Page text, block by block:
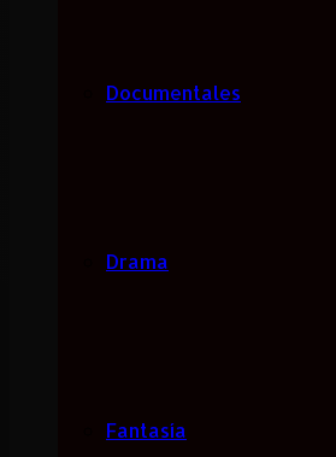
Documentales
Drama
Fantasía